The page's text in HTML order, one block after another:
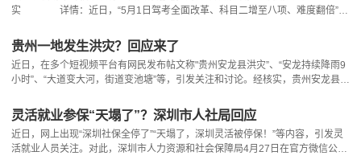
实 详情：近日，“5月1日驾考全面改革、科目二增至八项、难度翻倍”的
难。 事实上，这是混淆了驾培新国标和驾考新规。二者分属不同监管体系，
职能定位和管控范围有着清晰明确的界限。驾培新国标是由交通运输主管部门来
监管，主要针对的是机
贵州一地发生洪灾？回应来了
近日，在多个短视频平台有网民发布帖文称"贵州安龙县洪灾”、“安龙持续降雨9
小时”、“大道变大河，街道变池塘”等，引发关注和讨论。经核实，贵州安龙县近
式，挪用外地或往年灾情，搭配不实地域表述，编造并传播涉安龙县洪灾的虚假
信息。 在此提醒：互联网不是法外之地，在网络上发布信息、发表言论，须
遵守法律法规，不造谣、不传谣、不
灵活就业参保“天塌了”？深圳市人社局回应
近日，网上出现“深圳社保全停了”“天塌了，深圳灵活被停保！”等内容，引发灵
活就业人员关注。对此，深圳市人力资源和社会保障局4月27日在官方微信公号